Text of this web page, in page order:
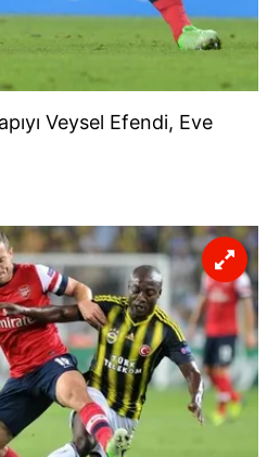
Veysel Efendi, Eve